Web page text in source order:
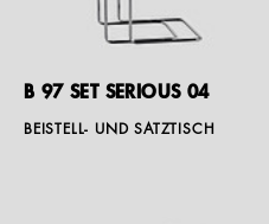
B 97 SET SERIOUS 04
BEISTELL- UND SATZTISCH